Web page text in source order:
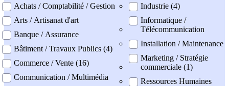
professionel
Achats / Comptabilité / Gestion
Arts / Artisanat d'art
Banque / Assurance
Bâtiment / Travaux Publics (4)
Commerce / Vente (16)
Communication / Multimédia
Industrie (4)
Informatique /
Télécommunication
Installation / Maintenance
Marketing / Stratégie
commerciale (1)
Ressources Humaines